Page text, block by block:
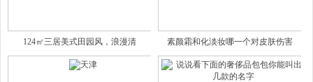
124㎡三居美式田园风，浪漫清 素颜霜和化淡妆哪一个对皮肤伤害